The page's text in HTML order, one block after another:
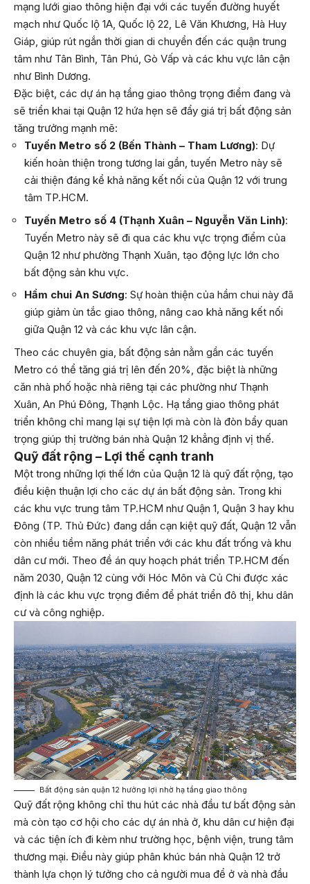
mạng lưới giao thông hiện đại với các tuyến đường huyết
mạch như Quốc lộ 1A, Quốc lộ 22, Lê Văn Khương, Hà Huy
Giáp, giúp rút ngắn thời gian di chuyển đến các quận trung
tâm như Tân Bình, Tân Phú, Gò Vấp và các khu vực lân cận
như Bình Dương.
Đặc biệt, các dự án hạ tầng giao thông trọng điểm đang và
sẽ triển khai tại Quận 12 hứa hẹn sẽ đẩy giá trị bất động sản
tăng trưởng mạnh mẽ:
Tuyến Metro số 2 (Bến Thành – Tham Lương): Dự
kiến hoàn thiện trong tương lai gần, tuyến Metro này sẽ
cải thiện đáng kể khả năng kết nối của Quận 12 với trung
tâm TP.HCM.
Tuyến Metro số 4 (Thạnh Xuân – Nguyễn Văn Linh):
Tuyến Metro này sẽ đi qua các khu vực trọng điểm của
Quận 12 như phường Thạnh Xuân, tạo động lực lớn cho
bất động sản khu vực.
Hầm chui An Sương: Sự hoàn thiện của hầm chui này đã
giúp giảm ùn tắc giao thông, nâng cao khả năng kết nối
giữa Quận 12 và các khu vực lân cận.
Theo các chuyên gia, bất động sản nằm gần các tuyến
Metro có thể tăng giá trị lên đến 20%, đặc biệt là những
căn nhà phố hoặc nhà riêng tại các phường như Thạnh
Xuân, An Phú Đông, Thạnh Lộc. Hạ tầng giao thông phát
triển không chỉ mang lại sự tiện lợi mà còn là đòn bẩy quan
trọng giúp thị trường bán nhà Quận 12 khẳng định vị thế.
Quỹ đất rộng – Lợi thế cạnh tranh
Một trong những lợi thế lớn của Quận 12 là quỹ đất rộng, tạo
điều kiện thuận lợi cho các dự án bất động sản. Trong khi
các khu vực trung tâm TP.HCM như Quận 1, Quận 3 hay khu
Đông (TP. Thủ Đức) đang dần cạn kiệt quỹ đất, Quận 12 vẫn
còn nhiều tiềm năng phát triển với các khu đất trống và khu
dân cư mới. Theo đề án quy hoạch phát triển TP.HCM đến
năm 2030, Quận 12 cùng với Hóc Môn và Củ Chi được xác
định là các khu vực trọng điểm để phát triển đô thị, khu dân
cư và công nghiệp.
Bất động sản quận 12 hưởng lợi nhờ hạ tầng giao thông
Quỹ đất rộng không chỉ thu hút các nhà đầu tư bất động sản
mà còn tạo cơ hội cho các dự án nhà ở, khu dân cư hiện đại
và các tiện ích đi kèm như trường học, bệnh viện, trung tâm
thương mại. Điều này giúp phân khúc bán nhà Quận 12 trở
thành lựa chọn lý tưởng cho cả người mua để ở và nhà đầu